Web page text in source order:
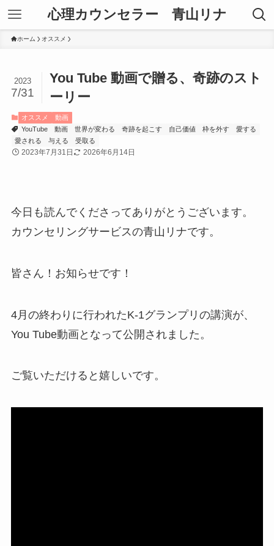
心理カウンセラー 青山リナ
ホーム オススメ
You Tube 動画で贈る、奇跡のスト
ーリー
2023
7/31
オススメ
動画
YouTube
動画 世界が変わる 奇跡を起こす 自己価値 枠を外す
愛する
愛される
与える 受取る
2023年7月31日 2026年6月14日
今日も読んでくださってありがとうございます。
カウンセリングサービスの青山リナです。
皆さん！お知らせです！
4月の終わりに行われたK-1グランプリの講演が、
You Tube動画となって公開されました。
ご覧いただけると嬉しいです。